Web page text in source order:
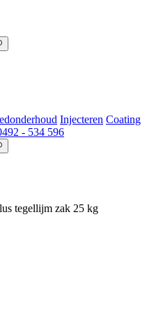
Injecteren Coating
- 534 596
tegellijm zak 25 kg